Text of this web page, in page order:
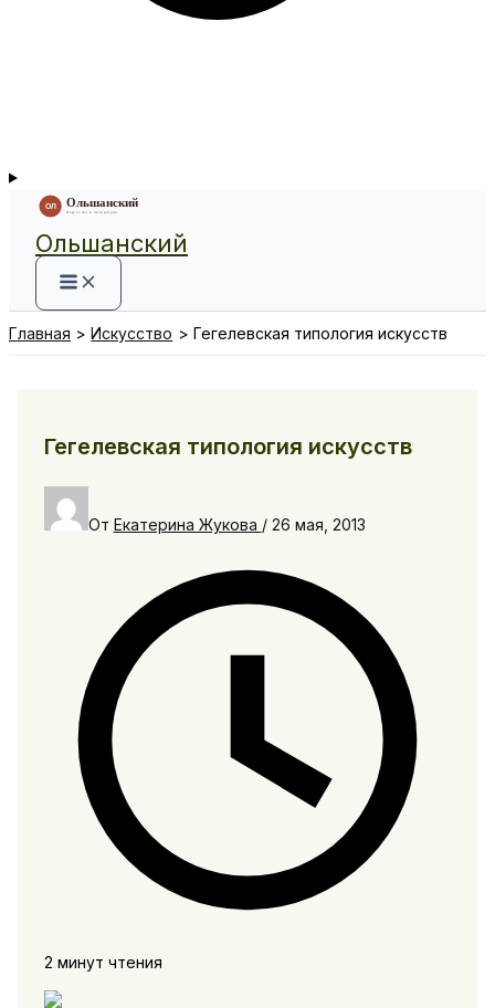
Ольшанский
Главная Искусство Гегелевская типология искусств
Гегелевская типология искусств
От Екатерина Жукова / 26 мая, 2013
2 минут чтения